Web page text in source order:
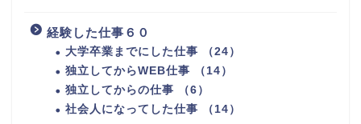
経験した仕事６０
大学卒業までにした仕事 （24）
独立してからWEB仕事 （14）
独立してからの仕事 （6）
社会人になってした仕事 （14）